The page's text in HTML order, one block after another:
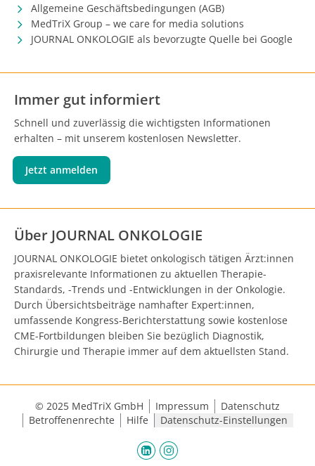
Allgemeine Geschäftsbedingungen (AGB)
MedTriX Group – we care for media solutions
JOURNAL ONKOLOGIE als bevorzugte Quelle bei Google
Immer gut informiert
Schnell und zuverlässig die wichtigsten Informationen
erhalten – mit unserem kostenlosen Newsletter.
Jetzt anmelden
Über JOURNAL ONKOLOGIE
JOURNAL ONKOLOGIE bietet onkologisch tätigen Ärzt:innen
praxisrelevante Informationen zu aktuellen Therapie-
Standards, -Trends und -Entwicklungen in der Onkologie.
Durch Übersichtsbeiträge namhafter Expert:innen,
umfassende Kongress-Berichterstattung sowie kostenlose
CME-Fortbildungen bleiben Sie bezüglich Diagnostik,
Chirurgie und Therapie immer auf dem aktuellsten Stand.
© 2025 MedTriX GmbH Impressum
Datenschutz
Betroffenenrechte
Hilfe Datenschutz-Einstellungen